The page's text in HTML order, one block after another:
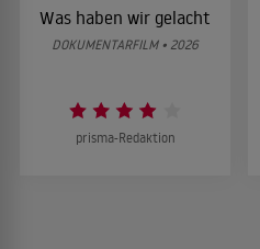
Was haben wir gelacht
DOKUMENTARFILM • 2026
prisma-Redaktion